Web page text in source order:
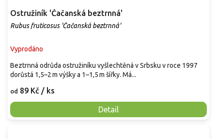
Ostružiník 'Čačanská beztrnná'
Rubus fruticosus 'Čačanská beztrnná'
Vyprodáno
od 89 Kč / ks
Detail
Beztrnná odrůda ostružiníku vyšlechtěná v Srbsku v roce 1997
dorůstá 1,5–2 m výšky a 1–1,5 m šířky. Má...